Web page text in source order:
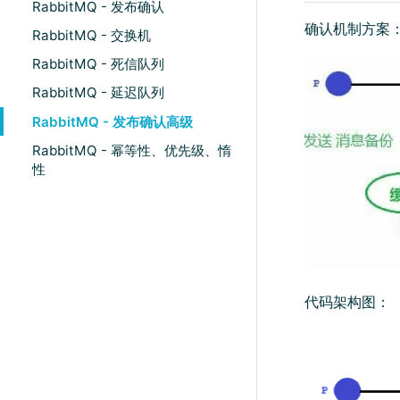
RabbitMQ - 发布确认
RabbitMQ - 交换机
RabbitMQ - 死信队列
RabbitMQ - 延迟队列
RabbitMQ - 发布确认高级
RabbitMQ - 幂等性、优先级、惰
性
确认机制方案
代码架构图：